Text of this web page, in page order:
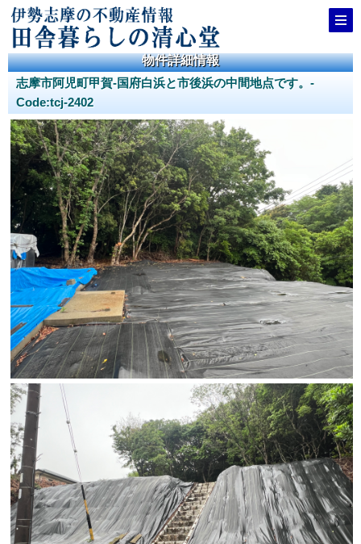
物件詳細情報
志摩市阿児町甲賀-国府白浜と市後浜の中間地点です。-
Code:tcj-2402